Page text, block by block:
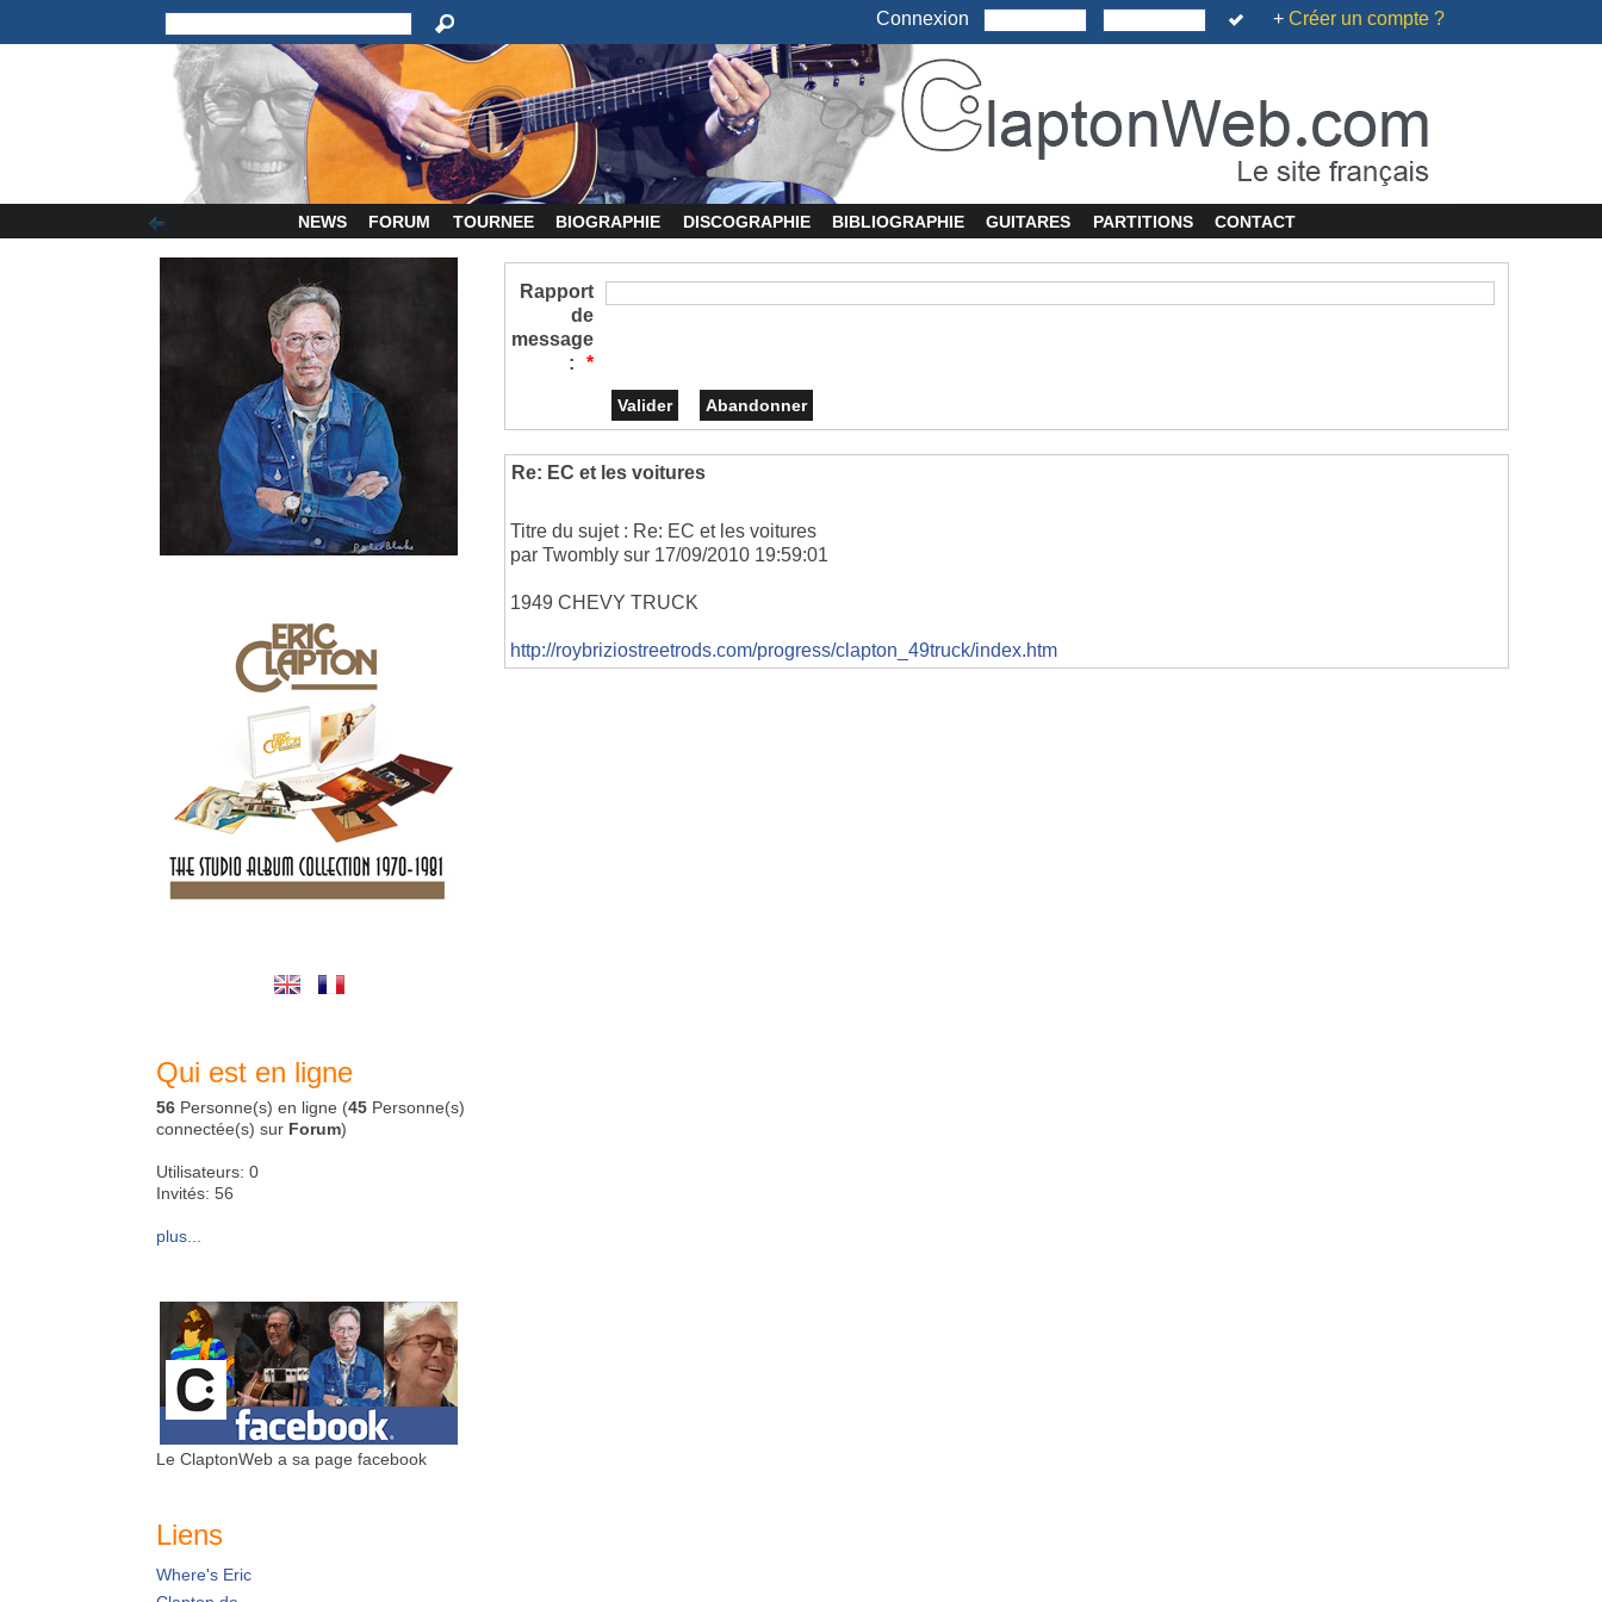
Connexion + Créer un compte ?
NEWS FORUM TOURNEE BIOGRAPHIE DISCOGRAPHIE BIBLIOGRAPHIE GUITARES PARTITIONS CONTACT
Qui est en ligne
56 Personne(s) en ligne (45 Personne(s)
connectée(s) sur Forum)
Utilisateurs: 0
Invités: 56
plus...
Le ClaptonWeb a sa page facebook
Liens
Where's Eric
Rapport
de
message
:
*
Re: EC et les voitures
Titre du sujet : Re: EC et les voitures
par Twombly sur 17/09/2010 19:59:01
1949 CHEVY TRUCK
http://roybriziostreetrods.com/progress/clapton_49truck/index.htm